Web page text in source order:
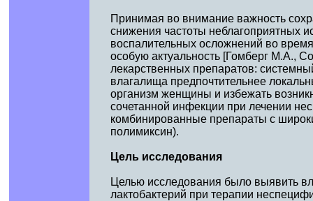
Принимая во внимание важность
снижения частоты неблагоприятных
воспалительных осложнений во
особую актуальность [Гомберг М.А.,
лекарственных препаратов:
влагалища предпочтительнее
организм женщины и избежать
сочетанной инфекции при лечении
комбинированные препараты с
полимиксин).
Цель исследования
Целью исследования было выявить
лактобактерий при терапии